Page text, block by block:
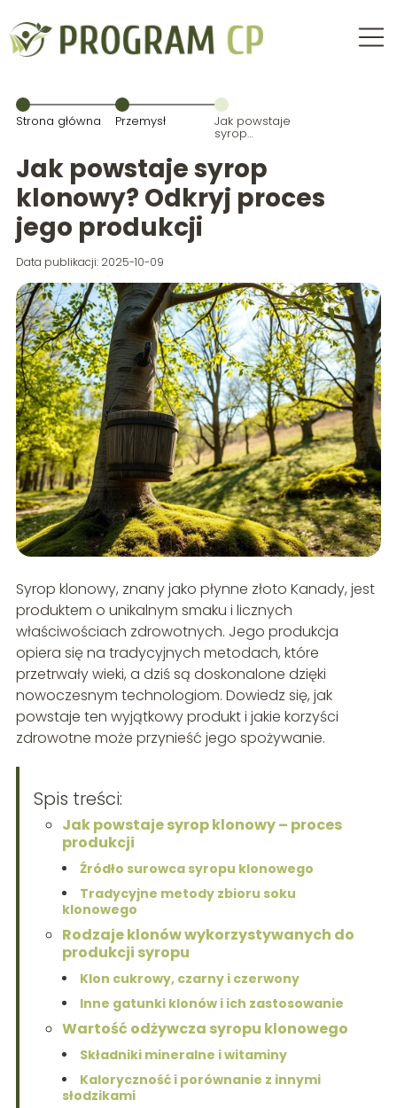
Strona główna Przemysł Jak powstaje
syrop
klonowy?
jego produkcji
Jak powstaje syrop
klonowy? Odkryj proces
jego produkcji
Data publikacji: 2025-10-09
Syrop klonowy, znany jako płynne złoto Kanady, jest
produktem o unikalnym smaku i licznych
właściwościach zdrowotnych. Jego produkcja
opiera się na tradycyjnych metodach, które
przetrwały wieki, a dziś są doskonalone dzięki
nowoczesnym technologiom. Dowiedz się, jak
powstaje ten wyjątkowy produkt i jakie korzyści
zdrowotne może przynieść jego spożywanie.
Spis treści:
Jak powstaje syrop klonowy – proces
produkcji
Źródło surowca syropu klonowego
Tradycyjne metody zbioru soku
klonowego
Rodzaje klonów wykorzystywanych do
produkcji syropu
Klon cukrowy, czarny i czerwony
Inne gatunki klonów i ich zastosowanie
Wartość odżywcza syropu klonowego
Składniki mineralne i witaminy
Kaloryczność i porównanie z innymi
słodzikami